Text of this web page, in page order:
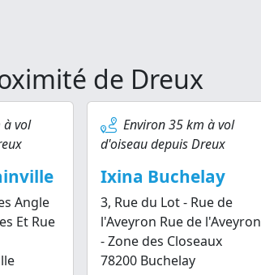
de Dreux
à vol
Angle
Et Rue
Environ 35 km à vol
d'oiseau depuis Dreux
Ixina Buchelay
3, Rue du Lot - Rue de
l'Aveyron Rue de l'Aveyron
- Zone des Closeaux
78200 Buchelay